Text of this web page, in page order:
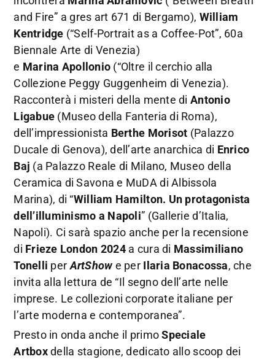
and Fire” a gres art 671 di Bergamo), William
Kentridge (“Self-Portrait as a Coffee-Pot”, 60a
Biennale Arte di Venezia)
e Marina Apollonio (“Oltre il cerchio alla
Collezione Peggy Guggenheim di Venezia).
Racconterà i misteri della mente di Antonio
Ligabue (Museo della Fanteria di Roma),
dell’impressionista Berthe Morisot (Palazzo
Ducale di Genova), dell’arte anarchica di Enrico
Baj (a Palazzo Reale di Milano, Museo della
Ceramica di Savona e MuDA di Albissola
Marina), di “William Hamilton. Un protagonista
dell’illuminismo a Napoli” (Gallerie d’Italia,
Napoli). Ci sarà spazio anche per la recensione
di Frieze London 2024a cura di Massimiliano
Tonelli perArtShow e per Ilaria Bonacossa, che
invita alla lettura de “Il segno dell’arte nelle
imprese. Le collezioni corporate italiane per
l’arte moderna e contemporanea”.
Presto in onda anche il primoSpeciale
Artboxdella stagione, dedicato allo scoop dei